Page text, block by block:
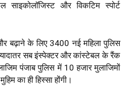
साइकोलाॅजिस्ट और विकटिम स्पोर्ट
बढ़ाने के लिए 3400 नई महिला पुलिस
सब इंस्पेक्टर और कांस्टेबल के रैंक
पंजाब पुलिस में 10 हजार मुलाजिमों
का ही हिस्सा होंगी।